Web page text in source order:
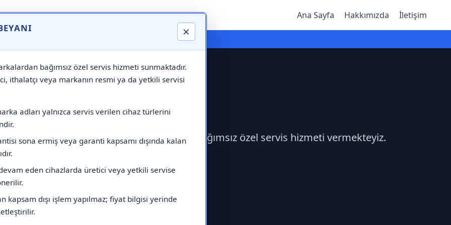
×
bağımsız özel servis hizmeti sunmaktadır.
ithalatçı veya markanın resmi ya da yetkili servisi
adları yalnızca servis verilen cihaz türlerini
sona ermiş veya garanti kapsamı dışında kalan
eden cihazlarda üretici veya yetkili servise
kapsam dışı işlem yapılmaz; fiyat bilgisi yerinde
Ana Sayfa Hakkımızda İletişim
⚠️ Markadan Bağımsız "Özel Servis" Hizmeti
Servisi çağırabilirsiniz.Markadan bağımsız özel servis hizmeti vermekteyiz.